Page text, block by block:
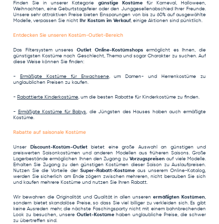
Finden Sie in unserer Kategorie günstige Kostümefür Karneval, Halloween,
Weihnachten, eine Geburtstagsfeier oder den Junggesellenabschied Ihrer Freunde.
Unsere sehr attraktiven Preise bieten Einsparungen von bis zu 60% auf ausgewählte
Modelle, verpassen Sie nicht
Ihr Kostüm im Verkauf, einige Aktionen sind pünktlich.
Entdecken Sie unseren Kostüm-Outlet-Bereich
Das Filtersystem unseres Outlet Online-Kostümshopsermöglicht es Ihnen, die
günstigsten Kostüme nach Geschlecht, Thema und sogar Charakter zu suchen. Auf
diese Weise können Sie finden:
- Ermäßigte Kostüme für Erwachsene, um Damen- und Herrenkostüme zu
unglaublichen Preisen zu kaufen.
- Rabattierte Kinderkostüme, um die besten Rabatte für Kinderkostüme zu finden.
- Ermäßigte Kostüme für Babys, die Jüngsten des Hauses haben auch ermäßigte
Kostüme.
Rabatte auf saisonale Kostüme
Unser Discount-Kostüm-Outletbietet eine große Auswahl an günstigen und
preiswerten Saisonkostümen und anderen Modellen aus früheren Saisons. Große
Lagerbestände ermöglichen Ihnen den Zugang zu Vorzugspreisen auf viele Modelle.
Erhalten Sie Zugang zu den günstigen Kostümen dieser Saison zu Auslaufpreisen.
Nutzen Sie die Vorteile der Super-Rabatt-Kostümeaus unserem Online-Katalog,
werden Sie sicherlich am Ende zögern zwischen mehreren, nicht berauben Sie sich
und kaufen mehrere Kostüme und nutzen Sie Ihren Rabatt.
Wir bewahren die Originalität und Qualität in allen unserenermäßigten Kostümen,
sondern bietet skandalöse Preise, so dass Sie viel billiger zu verkleiden sich. Es gibt
keine Ausreden mehr, die nächste Faschingsparty nicht mit einem bahnbrechenden
Look zu besuchen, unsere Outlet-Kostümehaben unglaubliche Preise, die schwer
zu übertreffen sind.